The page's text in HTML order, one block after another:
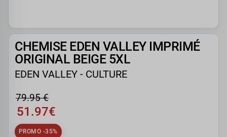
CHEMISE EDEN VALLEY IMPRIMÉ
ORIGINAL BEIGE 5XL
EDEN VALLEY - CULTURE
79.95 €
51.97€
PROMO -35%